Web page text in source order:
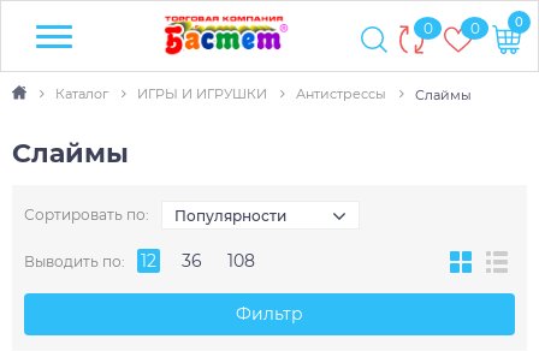
0 0 0
Каталог ИГРЫ И ИГРУШКИ Антистрессы Слаймы
Слаймы
Сортировать по: Популярности
Выводить по: 12 36 108
Фильтр